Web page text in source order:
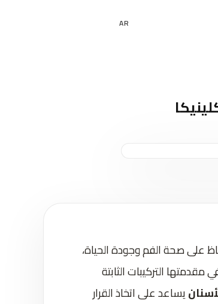
AR
على صحة الفم وجودة الحياة،
التركيبات الثابتة
يساعد على اتخاذ القرار